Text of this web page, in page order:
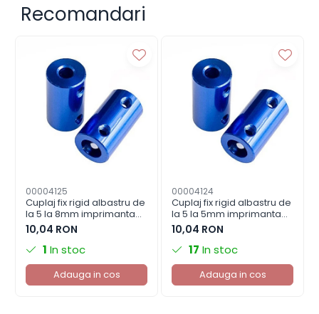
Recomandari
00004125
Cuplaj fix rigid albastru de
la 5 la 8mm imprimanta
3D
10,04 RON
1 In stoc
Adauga in cos
00004124
Cuplaj fix rigid albastru de
la 5 la 5mm imprimanta
3D
10,04 RON
17 In stoc
Adauga in cos